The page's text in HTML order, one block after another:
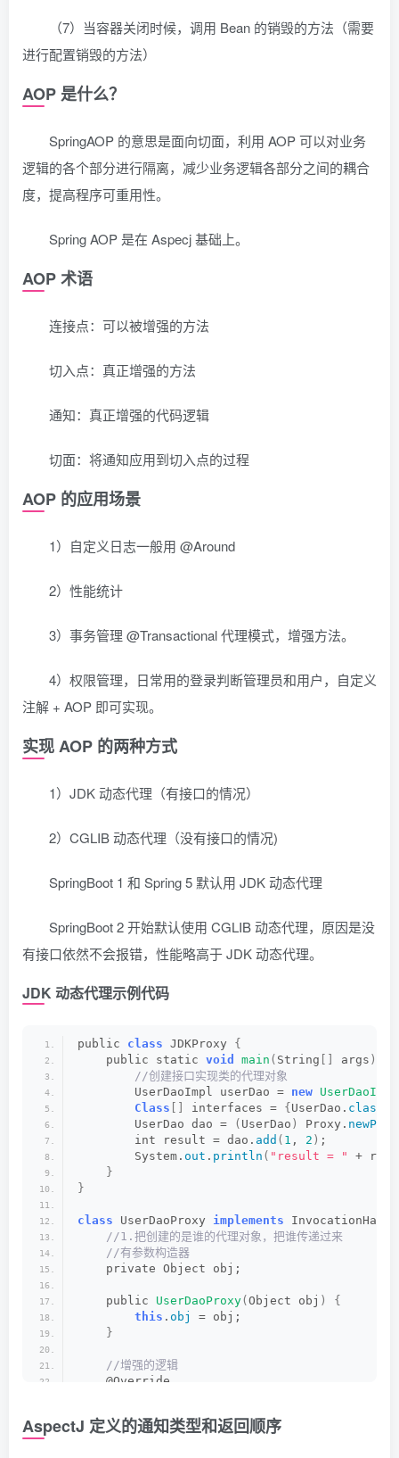
（7）当容器关闭时候，调用 Bean 的销毁的方法（需要
进行配置销毁的方法）
AOP 是什么？
SpringAOP 的意思是面向切面，利用 AOP 可以对业务
逻辑的各个部分进行隔离，减少业务逻辑各部分之间的耦合
度，提高程序可重用性。
Spring AOP 是在 Aspecj 基础上。
AOP 术语
连接点：可以被增强的方法
切入点：真正增强的方法
通知：真正增强的代码逻辑
切面：将通知应用到切入点的过程
AOP 的应用场景
1）自定义日志一般用 @Around
2）性能统计
3）事务管理 @Transactional 代理模式，增强方法。
4）权限管理，日常用的登录判断管理员和用户，自定义
注解 + AOP 即可实现。
实现 AOP 的两种方式
1）JDK 动态代理（有接口的情况）
2）CGLIB 动态代理（没有接口的情况)
SpringBoot 1 和 Spring 5 默认用 JDK 动态代理
SpringBoot 2 开始默认使用 CGLIB 动态代理，原因是没
有接口依然不会报错，性能略高于 JDK 动态代理。
JDK 动态代理示例代码
public class JDKProxy {
    public static
void main ( String args )
//创建接口实现类的代理对象
        UserDaoImpl userDao =
new UserDaoImpl
Class
interfaces = { UserDao. class
        UserDao dao =
( UserDao ) Proxy.
        int result = dao.
add ( 1 , 2 ) ;
        System.
out . println ( "result = "
+
}
}
class UserDaoProxy implements
//1.把创建的是谁的代理对象，把谁传递过来
//有参数构造器
    private Object obj;
    public
UserDaoProxy( Object obj )
{
this . obj
= obj;
}
//增强的逻辑
    @Override
        System.
out.println("方法之前执行...."
AspectJ 定义的通知类型和返回顺序